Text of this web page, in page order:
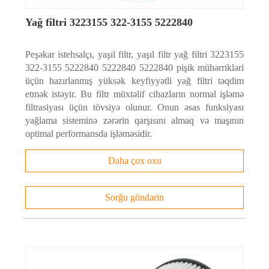
anti-drainback klapan olmadan, təzyiqli yağ mühərrikin işçi hissələrinə
çatışmazlığı səbəbindən hərəkət edən hissələrin vaxtından əvvəl
aşınmasına səbəb ola bilər.
Yağ filtrlərinin növləri
üçün toplu materialdan (məsələn, pambıq tullantıları) və ya büzməli Filtr
Yağ filtri 3223155 322-3155 5222840
Peşəkar istehsalçı, yaşıl filtr, yaşıl filtr yağ filtri 3223155
322-3155 5222840 5222840 5222840 pişik mühərrikləri
üçün hazırlanmış yüksək keyfiyyətli yağ filtri təqdim
etmək istəyir. Bu filtr müxtəlif cihazların normal işləmə
filtrasiyası üçün tövsiyə olunur. Onun əsas funksiyası
yağlama sisteminə zərərin qarşısını almaq və maşının
optimal performansda işləməsidir.
Daha çox oxu
Sorğu göndərin